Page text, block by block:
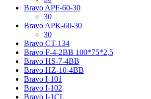
Bravo AРF-60-30
30
Bravo AРK-60-30
30
Bravo CT 134
Bravo F-4-2BB 100*75*2,5
Bravo HS-7-4BB
Bravo HZ-10-4BB
Bravo I-101
Bravo I-102
Bravo I-1CL